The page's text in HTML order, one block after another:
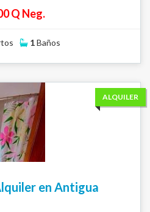
Q Neg.
1Baños
ALQUILER
en Antigua